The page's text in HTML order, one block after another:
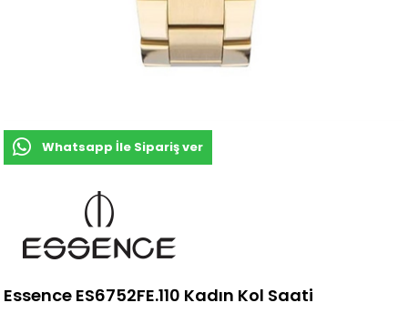
Whatsapp İle Sipariş ver
Essence ES6752FE.110 Kadın Kol Saati